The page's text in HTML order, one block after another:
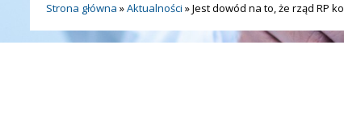
Strona główna »Aktualności »Jest dowód na to, że rząd RP